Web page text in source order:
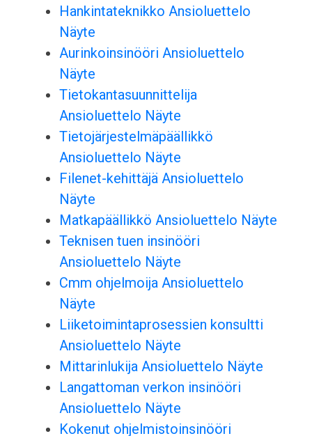
Hankintateknikko Ansioluettelo
Näyte
Aurinkoinsinööri Ansioluettelo
Näyte
Tietokantasuunnittelija
Ansioluettelo Näyte
Tietojärjestelmäpäällikkö
Ansioluettelo Näyte
Filenet-kehittäjä Ansioluettelo
Näyte
Matkapäällikkö Ansioluettelo Näyte
Teknisen tuen insinööri
Ansioluettelo Näyte
Cmm ohjelmoija Ansioluettelo
Näyte
Liiketoimintaprosessien konsultti
Ansioluettelo Näyte
Mittarinlukija Ansioluettelo Näyte
Langattoman verkon insinööri
Ansioluettelo Näyte
Kokenut ohjelmistoinsinööri